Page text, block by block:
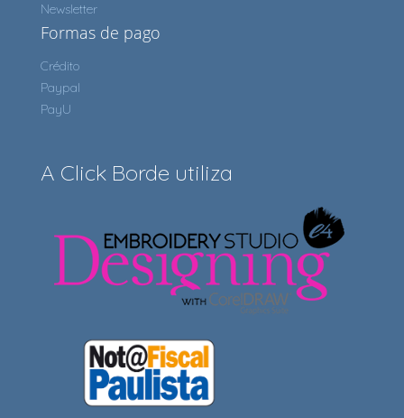
Newsletter
Formas de pago
Crédito
Paypal
PayU
A Click Borde utiliza